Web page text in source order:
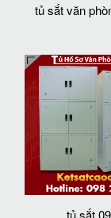
tủ sắt văn
tủ sắt